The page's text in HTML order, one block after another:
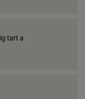
tart a